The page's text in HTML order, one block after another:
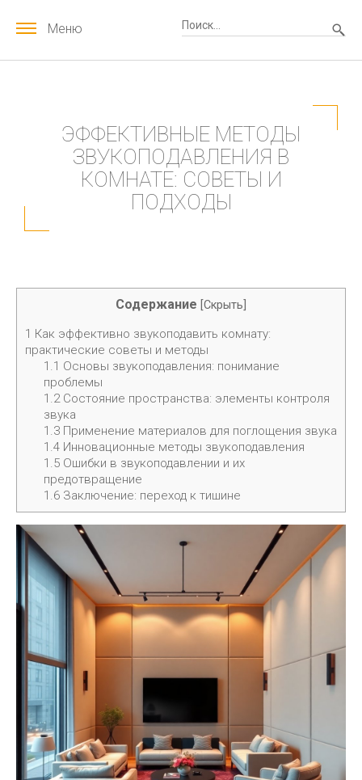
Меню
ЭФФЕКТИВНЫЕ МЕТОДЫ
ЗВУКОПОДАВЛЕНИЯ В
КОМНАТЕ: СОВЕТЫ И
ПОДХОДЫ
Содержание Скрыть
1 Как эффективно звукоподавить комнату:
практические советы и методы
1.1 Основы звукоподавления: понимание
проблемы
1.2Состояние пространства: элементы контроля
звука
1.3Применение материалов для поглощения звука
1.4Инновационные методы звукоподавления
1.5Ошибки в звукоподавлении и их
предотвращение
1.6Заключение: переход к тишине